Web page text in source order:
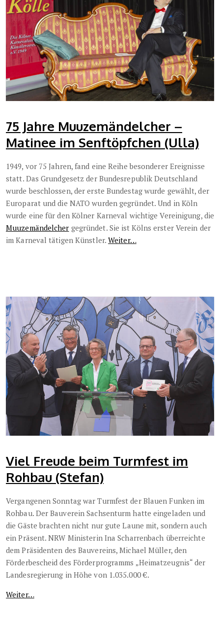
75 Jahre Muuzemändelcher –
Matinee im Senftöpfchen (Ulla)
1949, vor 75 Jahren, fand eine Reihe besonderer Ereignisse
statt. Das Grundgesetz der Bundesrepublik Deutschland
wurde beschlossen, der erste Bundestag wurde gewählt, der
Europarat und die NATO wurden gegründet. Und in Köln
wurde eine für den Kölner Karneval wichtige Vereinigung, die
Muuzemändelcher gegründet. Sie ist Kölns erster Verein der
im Karneval tätigen Künstler.Weiter…
Viel Freude beim Turmfest im
Rohbau (Stefan)
Vergangenen Sonntag war Turmfest der Blauen Funken im
Rohbau. Der Bauverein Sachsenturm hatte eingeladen und
die Gäste brachten nicht nur gute Laune mit, sondern auch
ein Präsent. NRW Ministerin Ina Scharrenbach überreichte
dem Präsidenten des Bauvereins, Michael Müller, den
Förderbescheid des Förderprogramms „Heimatzeugnis“ der
Landesregierung in Höhe von 1.035.000 €.
Weiter…